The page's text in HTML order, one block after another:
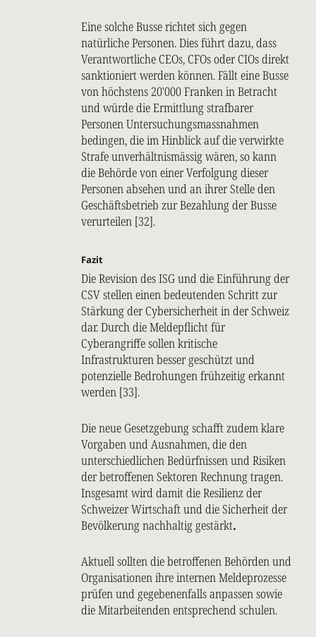
Eine solche Busse richtet sich gegen
natürliche Personen. Dies führt dazu, dass
Verantwortliche CEOs, CFOs oder CIOs direkt
sanktioniert werden können. Fällt eine Busse
von höchstens 20'000 Franken in Betracht
und würde die Ermittlung strafbarer
Personen Untersuchungsmassnahmen
bedingen, die im Hinblick auf die verwirkte
Strafe unverhältnismässig wären, so kann
die Behörde von einer Verfolgung dieser
Personen absehen und an ihrer Stelle den
Geschäftsbetrieb zur Bezahlung der Busse
verurteilen [32].
Fazit
Die Revision des ISG und die Einführung der
CSV stellen einen bedeutenden Schritt zur
Stärkung der Cybersicherheit in der Schweiz
dar. Durch die Meldepflicht für
Cyberangriffe sollen kritische
Infrastrukturen besser geschützt und
potenzielle Bedrohungen frühzeitig erkannt
werden [33].
Die neue Gesetzgebung schafft zudem klare
Vorgaben und Ausnahmen, die den
unterschiedlichen Bedürfnissen und Risiken
der betroffenen Sektoren Rechnung tragen.
Insgesamt wird damit die Resilienz der
Schweizer Wirtschaft und die Sicherheit der
Bevölkerung nachhaltig gestärkt.
Aktuell sollten die betroffenen Behörden und
Organisationen ihre internen Meldeprozesse
prüfen und gegebenenfalls anpassen sowie
die Mitarbeitenden entsprechend schulen.